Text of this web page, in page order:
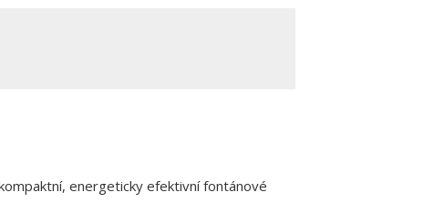
energeticky efektivní fontánové